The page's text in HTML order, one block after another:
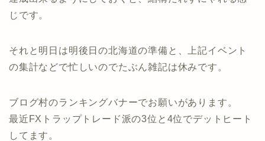
じです。
それと明日は明後日の北海道の準備と、上記イベント
の集計などで忙しいのでたぶん雑記は休みです。
ブログ村のランキングバナーでお願いがあります。
最近FXトラップトレード派の3位と4位でデットヒート
してます。